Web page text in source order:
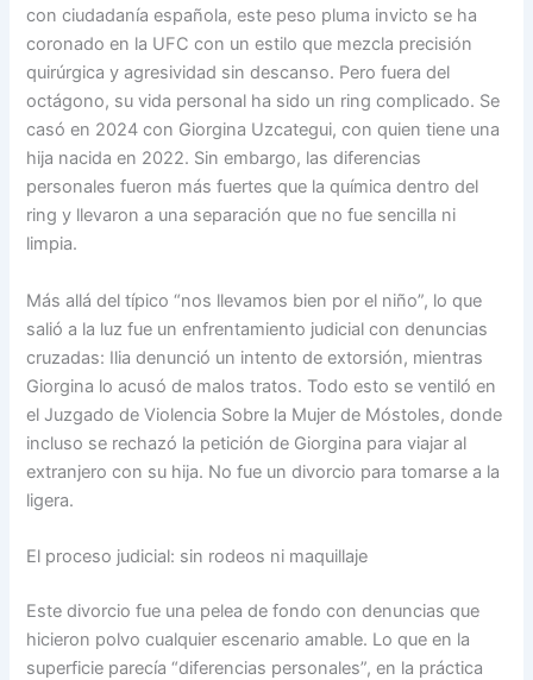
con ciudadanía española, este peso pluma invicto se ha
coronado en la UFC con un estilo que mezcla precisión
quirúrgica y agresividad sin descanso. Pero fuera del
octágono, su vida personal ha sido un ring complicado. Se
casó en 2024 con Giorgina Uzcategui, con quien tiene una
hija nacida en 2022. Sin embargo, las diferencias
personales fueron más fuertes que la química dentro del
ring y llevaron a una separación que no fue sencilla ni
limpia.
Más allá del típico “nos llevamos bien por el niño”, lo que
salió a la luz fue un enfrentamiento judicial con denuncias
cruzadas: Ilia denunció un intento de extorsión, mientras
Giorgina lo acusó de malos tratos. Todo esto se ventiló en
el Juzgado de Violencia Sobre la Mujer de Móstoles, donde
incluso se rechazó la petición de Giorgina para viajar al
extranjero con su hija. No fue un divorcio para tomarse a la
ligera.
El proceso judicial: sin rodeos ni maquillaje
Este divorcio fue una pelea de fondo con denuncias que
hicieron polvo cualquier escenario amable. Lo que en la
superficie parecía “diferencias personales”, en la práctica